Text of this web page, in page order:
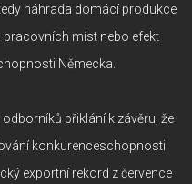
náhrada domácí produkce
pracovních míst nebo efekt
Německa.
přiklání k závěru, že
konkurenceschopnosti
exportní rekord z července